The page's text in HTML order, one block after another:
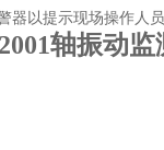
器以提示现场操作人
轴振动监